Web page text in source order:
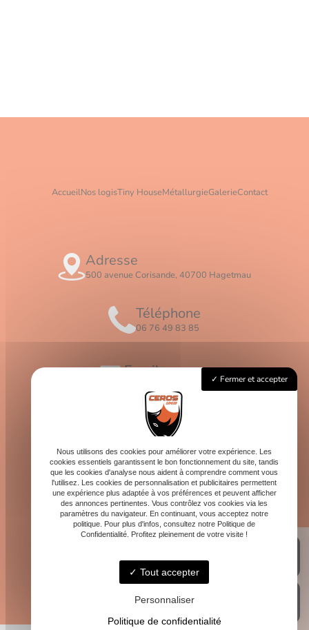
AccueilNos logisTiny HouseMétallurgieGalerieContact
Adresse
500 avenue Corisande, 40700 Hagetmau
Téléphone
06 76 49 83 85
Email
contact@logis-ceros.fr
Horaires
Lundi - Vendredi : 8h - 16h
Fermer et accepter
Nous utilisons des cookies pour améliorer votre expérience. Les
cookies essentiels garantissent le bon fonctionnement du site, tandis
que les cookies d'analyse nous aident à comprendre comment vous
l'utilisez. Les cookies de personnalisation et publicitaires permettent
une expérience plus adaptée à vos préférences et peuvent afficher
des annonces pertinentes. Vous contrôlez vos cookies via les
paramètres du navigateur. En continuant, vous acceptez notre
politique. Pour plus d'infos, consultez notre Politique de
Confidentialité. Profitez pleinement de votre visite !
Tout accepter
Personnaliser
Politique de confidentialité